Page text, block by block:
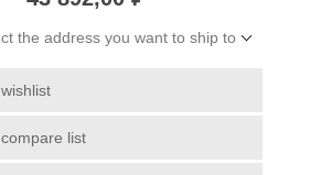
the address you want to ship to
list